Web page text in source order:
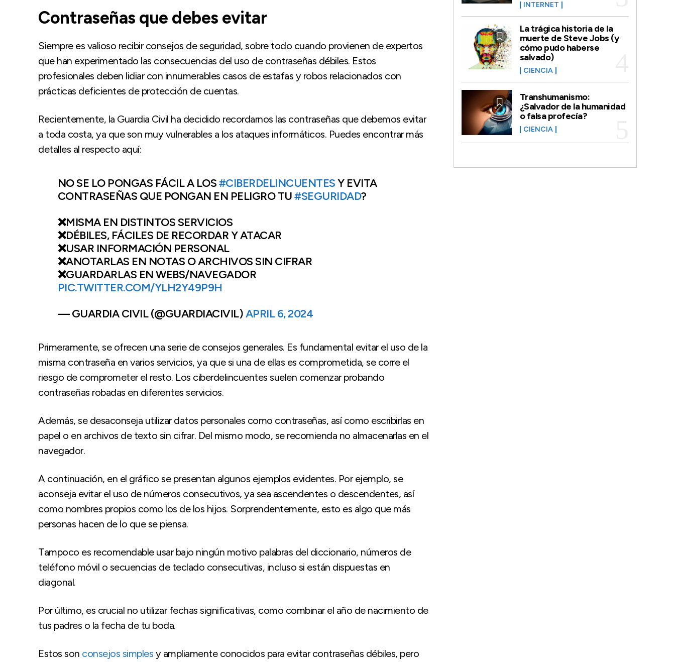
Contraseñas que debes evitar
Siempre es valioso recibir consejos de seguridad, sobre todo cuando provienen de expertos
que han experimentado las consecuencias del uso de contraseñas débiles. Estos
profesionales deben lidiar con innumerables casos de estafas y robos relacionados con
prácticas deficientes de protección de cuentas.
Recientemente, la Guardia Civil ha decidido recordarnos las contraseñas que debemos evitar
a toda costa, ya que son muy vulnerables a los ataques informáticos. Puedes encontrar más
detalles al respecto aquí:
NO SE LO PONGAS FÁCIL A LOS#CIBERDELINCUENTESY EVITA
CONTRASEÑAS QUE PONGAN EN PELIGRO TU#SEGURIDAD?
❌MISMA EN DISTINTOS SERVICIOS
❌DÉBILES, FÁCILES DE RECORDAR Y ATACAR
❌USAR INFORMACIÓN PERSONAL
❌ANOTARLAS EN NOTAS O ARCHIVOS SIN CIFRAR
❌GUARDARLAS EN WEBS/NAVEGADOR
PIC.TWITTER.COM/YLH2Y49P9H
— GUARDIA CIVIL (@GUARDIACIVIL)APRIL 6, 2024
Primeramente, se ofrecen una serie de consejos generales. Es fundamental evitar el uso de la
misma contraseña en varios servicios, ya que si una de ellas es comprometida, se corre el
riesgo de comprometer el resto. Los ciberdelincuentes suelen comenzar probando
contraseñas robadas en diferentes servicios.
Además, se desaconseja utilizar datos personales como contraseñas, así como escribirlas en
papel o en archivos de texto sin cifrar. Del mismo modo, se recomienda no almacenarlas en el
navegador.
A continuación, en el gráfico se presentan algunos ejemplos evidentes. Por ejemplo, se
aconseja evitar el uso de números consecutivos, ya sea ascendentes o descendentes, así
como nombres propios como los de los hijos. Sorprendentemente, esto es algo que más
personas hacen de lo que se piensa.
Tampoco es recomendable usar bajo ningún motivo palabras del diccionario, números de
teléfono móvil o secuencias de teclado consecutivas, incluso si están dispuestas en
diagonal.
Por último, es crucial no utilizar fechas significativas, como combinar el año de nacimiento de
tus padres o la fecha de tu boda.
Estos son consejos simples y ampliamente conocidos para evitar contraseñas débiles, pero
INTERNET
La trágica historia de la
muerte de Steve Jobs (y
cómo pudo haberse
salvado)
CIENCIA
Transhumanismo:
¿Salvador de la humanidad
o falsa profecía?
CIENCIA